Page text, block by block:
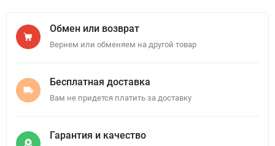
Обмен или возврат
Вернем или обменяем на другой товар
Бесплатная доставка
Вам не придется платить за доставку
Гарантия и качество